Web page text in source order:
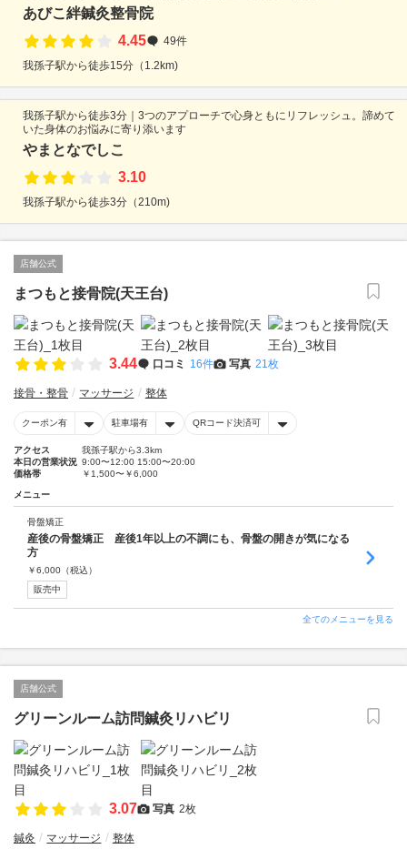
あびこ絆鍼灸整骨院
4.45
49件
我孫子駅から徒歩15分（1.2km)
我孫子駅から徒歩3分｜3つのアプローチで心身ともにリフレッシュ。諦めて
いた身体のお悩みに寄り添います
やまとなでしこ
3.10
我孫子駅から徒歩3分（210m)
店舗公式
まつもと接骨院(天王台)
3.44 口コミ 16件 写真 21枚
接骨・整骨 マッサージ 整体
クーポン有 駐車場有 QRコード決済可
アクセス
我孫子駅から3.3km
本日の営業状況 9:00〜12:00 15:00〜20:00
価格帯
￥1,500〜￥6,000
メニュー
骨盤矯正
産後の骨盤矯正 産後1年以上の不調にも、骨盤の開きが気になる
方
￥6,000 （税込）
販売中
全てのメニューを見る
店舗公式
グリーンルーム訪問鍼灸リハビリ
3.07 写真 2枚
鍼灸 マッサージ 整体